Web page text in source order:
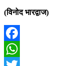
(विनोद भारद्वाज)
Facebook